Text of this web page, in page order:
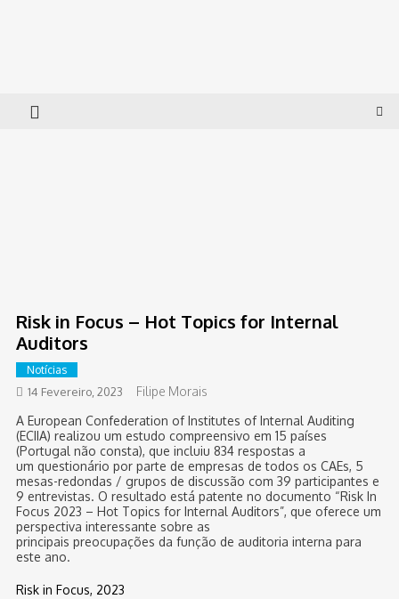
Risk in Focus – Hot Topics for Internal
Auditors
Notícias
14 Fevereiro, 2023
Filipe Morais
A European Confederation of Institutes of Internal Auditing
(ECIIA) realizou um estudo compreensivo em 15 países
(Portugal não consta), que incluiu 834 respostas a
um questionário por parte de empresas de todos os CAEs, 5
mesas-redondas / grupos de discussão com 39 participantes e
9 entrevistas. O resultado está patente no documento “Risk In
Focus 2023 – Hot Topics for Internal Auditors”, que oferece um
perspectiva interessante sobre as
principais preocupações da função de auditoria interna para
este ano.
Risk in Focus, 2023